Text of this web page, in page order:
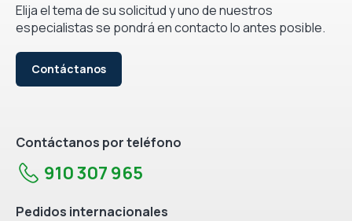
Elija el tema de su solicitud y uno de nuestros
especialistas se pondrá en contacto lo antes posible.
Contáctanos
Contáctanos por teléfono
910 307 965
Pedidos internacionales